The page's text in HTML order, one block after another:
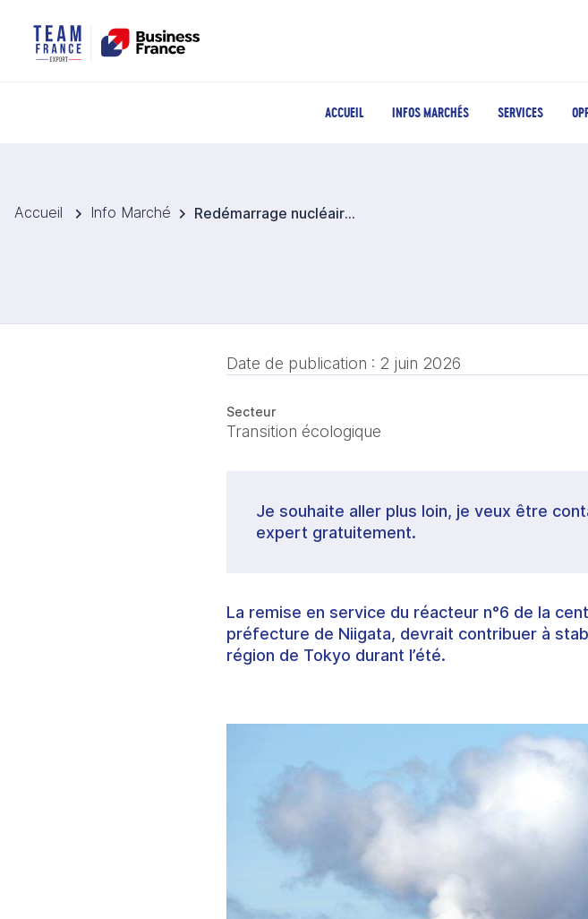
ACCUEIL INFOS MARCHÉS SERVICES
Accueil Info Marché Redémarrage nucléaire à Niigata pour sécuriser l’électricité à Tokyo
Date de publication : 2 juin 2026
Secteur
Transition écologique
Je souhaite aller plus loin, je veux être
expert gratuitement.
La remise en service du réacteur n°6 de la
préfecture de Niigata, devrait contribuer à
région de Tokyo durant l’été.